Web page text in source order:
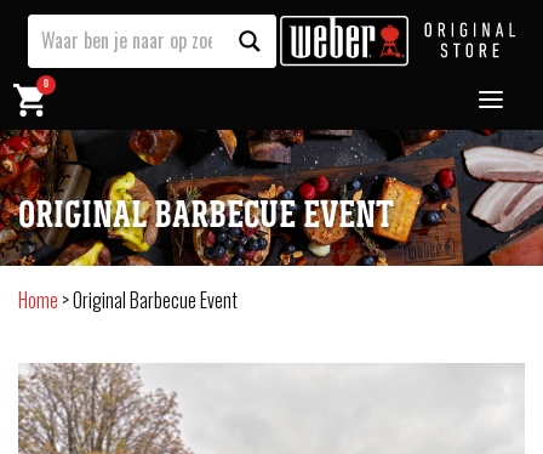
0
ORIGINAL BARBECUE EVENT
Home >Original Barbecue Event